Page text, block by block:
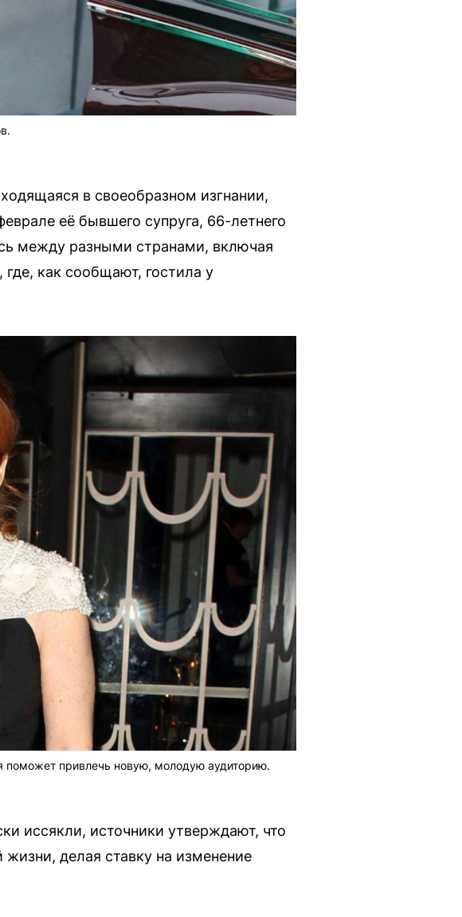
в своеобразном изгнании,
её бывшего супруга, 66-летнего
между разными странами, включая
как сообщают, гостила у
поможет привлечь новую, молодую аудиторию.
иссякли, источники утверждают, что
делая ставку на изменение